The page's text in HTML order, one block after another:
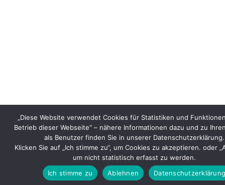
„Diese Website verwendet Cookies für Statistiken und
Betrieb dieser Webseite“ – nähere Informationen dazu und zu
als Benutzer finden Sie in unserer Datenschutzerklärung.
Klicken Sie auf „Ich stimme zu“, um Cookies zu akzeptieren. oder
um nicht statistisch erfasst zu werden.
Ich stimme zu
Ablehnen